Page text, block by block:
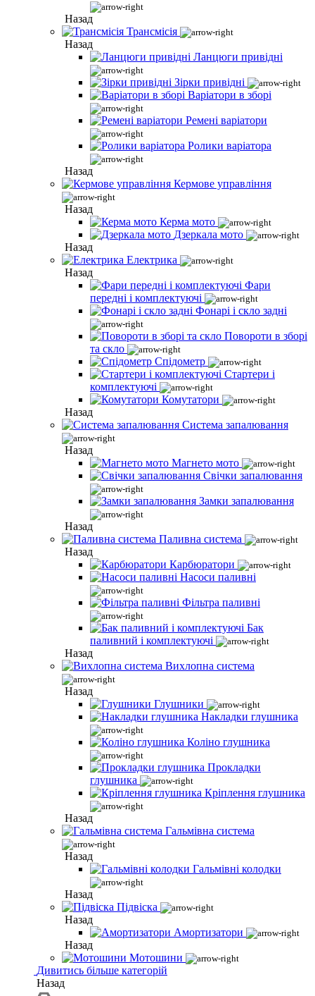
Назад
Трансмісія
Назад
Ланцюги привідні
Зірки привідні
Варіатори в зборі
Ремені варіатори
Ролики варіатора
Назад
Кермове управління
Назад
Керма мото
Дзеркала мото
Назад
Електрика
Назад
Фари
передні і комплектуючі
Фонарі і скло задні
Повороти в зборі
та скло
Спідометр
Стартери і
комплектуючі
Комутатори
Назад
Система запалювання
Назад
Магнето мото
Свічки запалювання
Замки запалювання
Назад
Паливна система
Назад
Карбюратори
Насоси паливні
Фільтра паливні
Бак
паливний і комплектуючі
Назад
Вихлопна система
Назад
Глушники
Накладки глушника
Коліно глушника
Прокладки
глушника
Кріплення глушника
Назад
Гальмівна система
Назад
Гальмівні колодки
Назад
Підвіска
Назад
Амортизатори
Назад
Мотошини
Дивитись більше категорій
Назад